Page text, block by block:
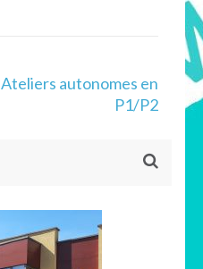
Ateliers autonomes en
P1/P2